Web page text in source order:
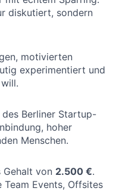
diskutiert, sondern
motivierten
experimentiert und
Berliner Startup-
hoher
Menschen.
Gehalt von 2.500 €.
Events, Offsites